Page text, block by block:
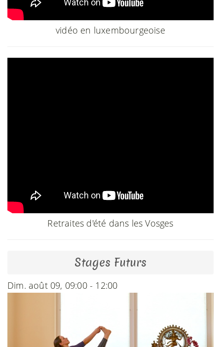
vidéo en luxembourgeoise
Retraites d'été dans les Vosges
Stages Futurs
Dim. août 09, 09:00 - 12:00